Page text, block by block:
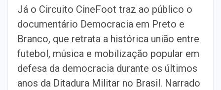
Já o Circuito CineFoot traz ao público o
documentário Democracia em Preto e
Branco, que retrata a histórica união entre
futebol, música e mobilização popular em
defesa da democracia durante os últimos
anos da Ditadura Militar no Brasil. Narrado